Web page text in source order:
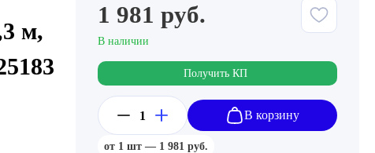
м,
1 981 руб.
В наличии
Получить КП
В корзину
от 1 шт — 1 981 руб.